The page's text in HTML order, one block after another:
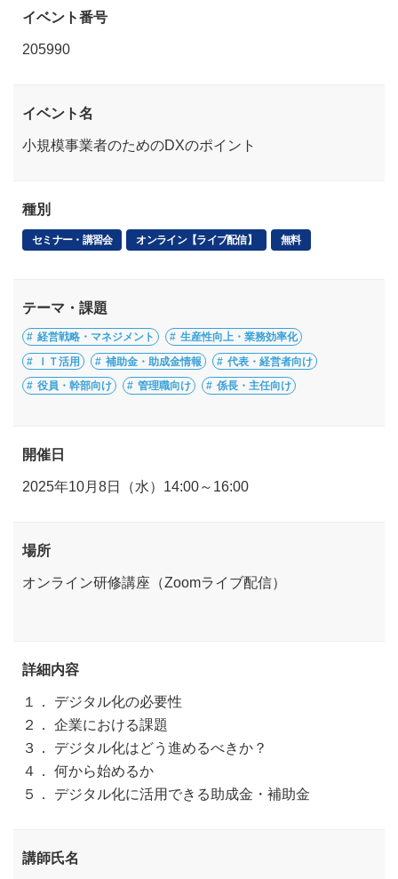
イベント番号
205990
イベント名
小規模事業者のためのDXのポイント
種別
セミナー・講習会 オンライン【ライブ配信】 無料
テーマ・課題
経営戦略・マネジメント 生産性向上・業務効率化
ＩＴ活用 補助金・助成金情報 代表・経営者向け
役員・幹部向け 管理職向け 係長・主任向け
開催日
2025年10月8日（水）14:00～16:00
場所
オンライン研修講座（Zoomライブ配信）
詳細内容
１． デジタル化の必要性
２． 企業における課題
３． デジタル化はどう進めるべきか？
４． 何から始めるか
５． デジタル化に活用できる助成金・補助金
講師氏名